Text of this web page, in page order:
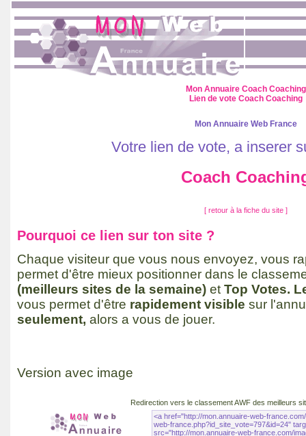
Mon Annuaire Coach Coaching
Lien de vote Coach Coaching
Mon Annuaire Web France
Votre lien de vote, a inserer
Coach
[ retour à la fiche du site ]
Pourquoi ce lien sur ton site ?
Chaque visiteur que vous nous envoyez, vous
permet d'être mieux positionner dans le
(meilleurs sites de la semaine) et Top Votes.
vous permet d'être rapidement visible sur
seulement, alors a vous de jouer.
Version avec image
Redirection vers le classement AWFdes meilleurs